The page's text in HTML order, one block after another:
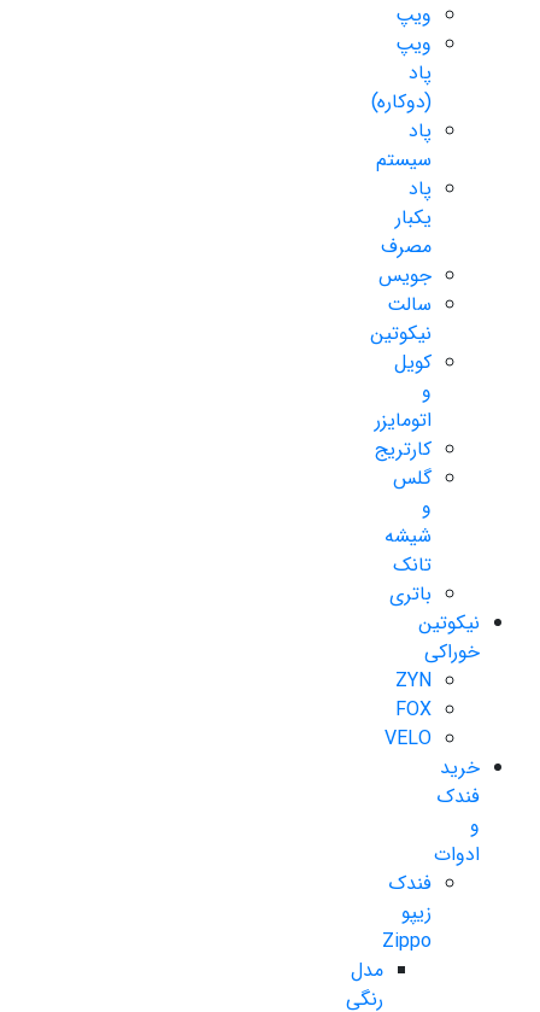
ویپ
ویپ
پاد
(دوکاره)
پاد
سیستم
پاد
یکبار
مصرف
جویس
سالت
نیکوتین
کویل
و
اتومایزر
کارتریج
گلس
و
شیشه
تانک
باتری
نیکوتین
خوراکی
ZYN
FOX
VELO
خرید
فندک
و
ادوات
فندک
زیپو
Zippo
مدل
رنگی